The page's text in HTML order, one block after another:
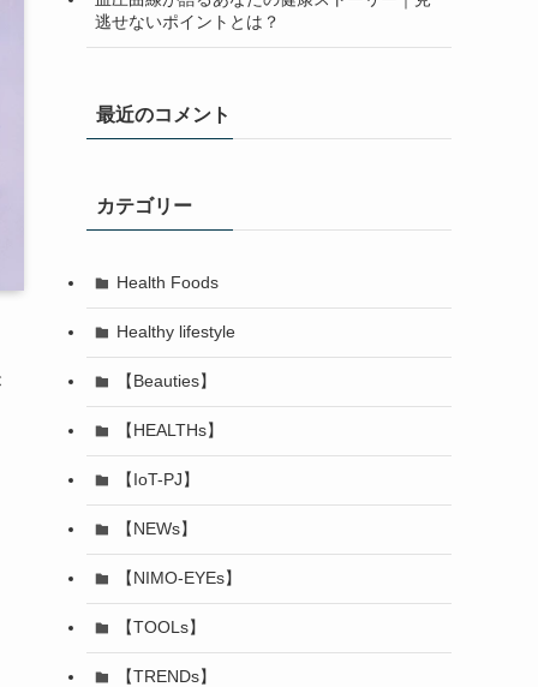
逃せないポイントとは？
最近のコメント
カテゴリー
Health Foods
Healthy lifestyle
【Beauties】
【HEALTHs】
【IoT-PJ】
【NEWs】
【NIMO-EYEs】
【TOOLs】
【TRENDs】